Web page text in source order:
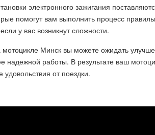
электронного зажигания
помогут вам выполнить процесс
у вас возникнут сложности.
мотоцикле Минск вы можете ожидать
надежной работы. В результате ваш
от поездки.